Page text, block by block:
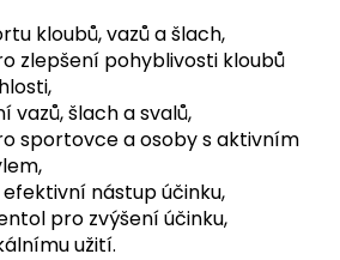
kloubů, vazů a šlach,
zlepšení pohyblivosti kloubů
vazů, šlach a svalů,
sportovce a osoby s aktivním
nástup účinku,
pro zvýšení účinku,
užití.